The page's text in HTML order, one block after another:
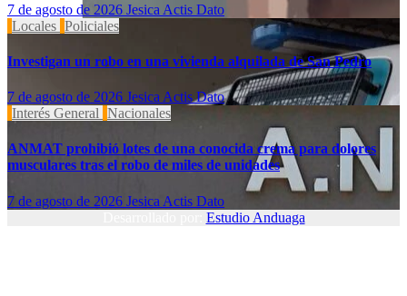
7 de agosto de 2026 Jesica Actis Dato
Locales Policiales
Investigan un robo en una vivienda alquilada de San Pedro
7 de agosto de 2026 Jesica Actis Dato
Interés General Nacionales
ANMAT prohibió lotes de una conocida crema para dolores
musculares tras el robo de miles de unidades
7 de agosto de 2026 Jesica Actis Dato
Estudio Anduaga